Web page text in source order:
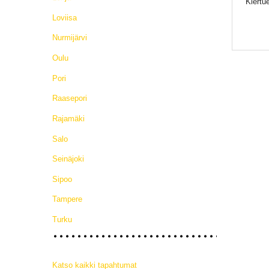
Loviisa
Nurmijärvi
Oulu
Pori
Raasepori
Rajamäki
Salo
Seinäjoki
Sipoo
Tampere
Turku
Katso kaikki tapahtumat